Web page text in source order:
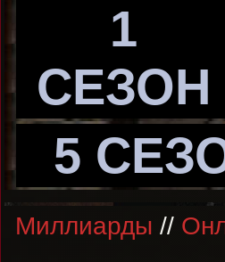
1
СЕЗОН
5
Миллиарды //